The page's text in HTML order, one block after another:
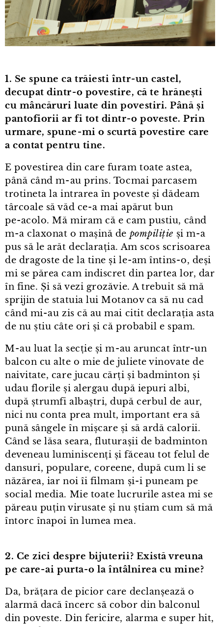
1. Se spune ca trăiesti într⁠-⁠un castel,
decupat dintr⁠-⁠o povestire, că te hrănești
cu mâncăruri luate din povestiri. Până și
pantofiorii ar fi tot dintr⁠-⁠o poveste. Prin
urmare, spune⁠-⁠mi o scurtă povestire care
a contat pentru tine.
E povestirea din care furam toate astea,
până când m⁠-⁠au prins. Tocmai parcasem
trotineta la intrarea în poveste și dădeam
târcoale să văd ce⁠-⁠a mai apărut bun
pe⁠-⁠acolo. Mă miram că e cam pustiu, când
m⁠-⁠a claxonat o mașină de pompiliție și m⁠-⁠a
pus să le arăt declarația. Am scos scrisoarea
de dragoste de la tine și le⁠-⁠am întins⁠-⁠o, deși
mi se părea cam indiscret din partea lor, dar
în fine. Și să vezi grozăvie. A trebuit să mă
sprijin de statuia lui Motanov ca să nu cad
când mi⁠-⁠au zis că au mai citit declarația asta
de nu știu câte ori și că probabil e spam.
M⁠-⁠au luat la secție și m⁠-⁠au aruncat într⁠-⁠un
balcon cu alte o mie de juliete vinovate de
naivitate, care jucau cărți și badminton și
udau florile și alergau după iepuri albi,
după ștrumfi albaștri, după cerbul de aur,
nici nu conta prea mult, important era să
pună sângele în mișcare și să ardă calorii.
Când se lăsa seara, fluturașii de badminton
deveneau luminiscenți și făceau tot felul de
dansuri, populare, coreene, după cum li se
năzărea, iar noi îi filmam și⁠-⁠i puneam pe
social media. Mie toate lucrurile astea mi se
păreau puțin virusate și nu știam cum să mă
întorc înapoi în lumea mea.
2. Ce zici despre bijuterii? Există vreuna
pe care⁠-⁠ai purta⁠-⁠o la întâlnirea cu mine?
Da, brățara de picior care declanșează o
alarmă dacă încerc să cobor din balconul
din poveste. Din fericire, alarma e super hit,